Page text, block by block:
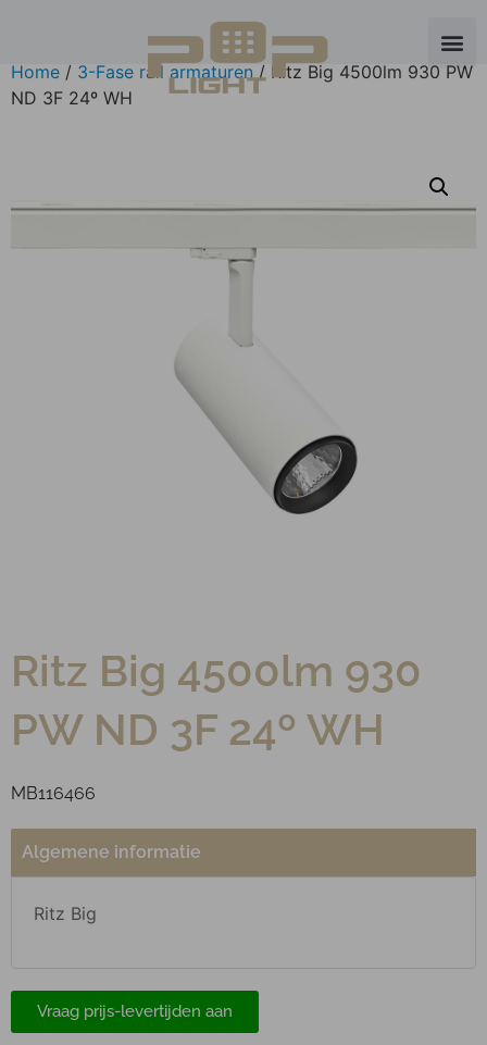
Home / 3-Fase rail armaturen / Ritz Big 4500lm 930 PW
ND 3F 24º WH
Ritz Big 4500lm 930
PW ND 3F 24º WH
MB116466
Algemene informatie
Ritz Big
Vraag prijs-levertijden aan